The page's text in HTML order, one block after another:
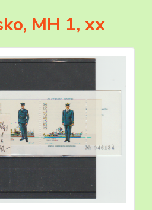
MH 1, xx